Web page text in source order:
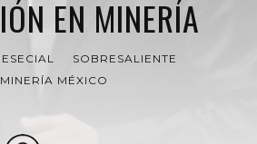
EN MINERÍA
ESECIAL
SOBRESALIENTE
MINERÍA MÉXICO